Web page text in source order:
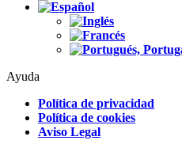
Ayuda
Política de privacidad
Política de cookies
Aviso Legal